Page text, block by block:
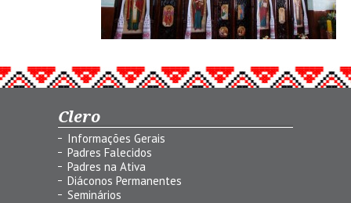
Clero
Informações Gerais
Padres Falecidos
Padres na Ativa
Diáconos Permanentes
Seminários